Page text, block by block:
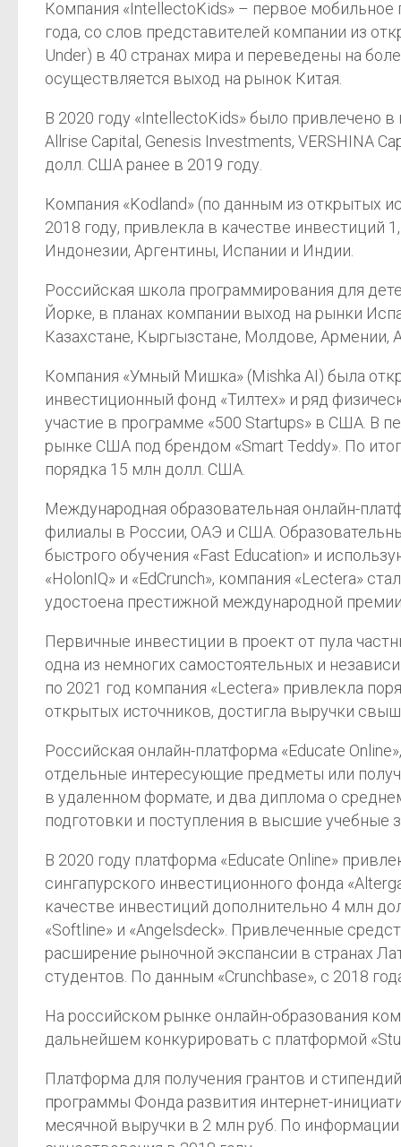
Компания «IntellectoKids» – первое мобильное
года, со слов представителей компании из
Under) в 40 странах мира и переведены на
осуществляется выход на рынок Китая.
В 2020 году «IntellectoKids» было привлечено
Allrise Capital, Genesis Investments, VERSHINA
долл. США ранее в 2019 году.
Компания «Kodland» (по данным из открытых
2018 году, привлекла в качестве инвестиций
Индонезии, Аргентины, Испании и Индии.
Российская школа программирования для
Йорке, в планах компании выход на рынки
Казахстане, Кыргызстане, Молдове, Армении,
Компания «Умный Мишка» (Mishka AI) была
инвестиционный фонд «Тилтех» и ряд
участие в программе «500 Startups» в США. В
рынке США под брендом «Smart Teddy». По
порядка 15 млн долл. США.
Международная образовательная онлайн-
филиалы в России, ОАЭ и США.
быстрого обучения «Fast Education» и
«HolonIQ» и «EdCrunch», компания «Lectera»
удостоена престижной международной
Первичные инвестиции в проект от пула
одна из немногих самостоятельных и
по 2021 год компания «Lectera» привлекла
открытых источников, достигла выручки
Российская онлайн-платформа «Educate
отдельные интересующие предметы или
в удаленном формате, и два диплома о
подготовки и поступления в высшие учебные
В 2020 году платформа «Educate Online»
сингапурского инвестиционного фонда
качестве инвестиций дополнительно 4 млн
«Softline» и «Angelsdeck». Привлеченные
расширение рыночной экспансии в странах
студентов. По данным «Crunchbase», c 2018
На российском рынке онлайн-образования
дальнейшем конкурировать с платформой
Платформа для получения грантов и
программы Фонда развития интернет-
месячной выручки в 2 млн руб. По